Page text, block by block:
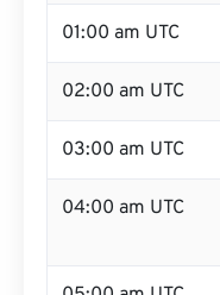
01:00 am UTC
02:00 am UTC
03:00 am UTC
04:00 am UTC